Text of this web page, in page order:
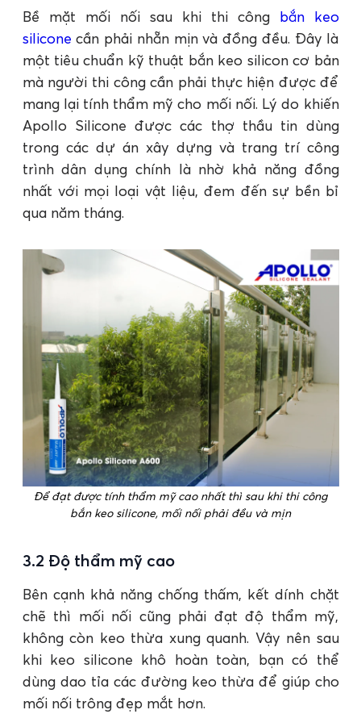
Bề mặt mối nối sau khi thi công bắn keo
silicone cần phải nhẵn mịn và đồng đều. Đây là
một tiêu chuẩn kỹ thuật bắn keo silicon cơ bản
mà người thi công cần phải thực hiện được để
mang lại tính thẩm mỹ cho mối nối. Lý do khiến
Apollo Silicone được các thợ thầu tin dùng
trong các dự án xây dựng và trang trí công
trình dân dụng chính là nhờ khả năng đồng
nhất với mọi loại vật liệu, đem đến sự bền bỉ
qua năm tháng.
Để đạt được tính thẩm mỹ cao nhất thì sau khi thi công
bắn keo silicone, mối nối phải đều và mịn
3.2 Độ thẩm mỹ cao
Bên cạnh khả năng chống thấm, kết dính chặt
chẽ thì mối nối cũng phải đạt độ thẩm mỹ,
không còn keo thừa xung quanh. Vậy nên sau
khi keo silicone khô hoàn toàn, bạn có thể
dùng dao tỉa các đường keo thừa để giúp cho
mối nối trông đẹp mắt hơn.